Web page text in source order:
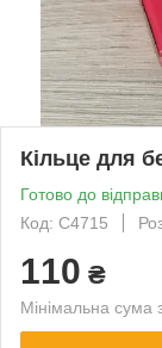
Кільце для
Готово до
Код: C4715
110 ₴
Мінімальна сума